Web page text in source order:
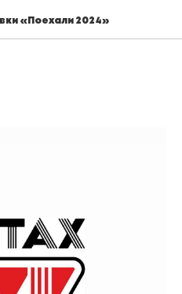
«Поехали 2024»